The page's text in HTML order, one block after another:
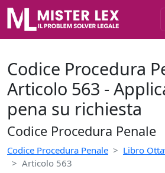
Codice Procedura
Articolo 563 -
pena su richiesta
Codice Procedura Penale
Codice Procedura Penale Libro
Articolo 563